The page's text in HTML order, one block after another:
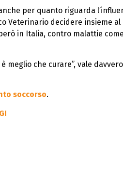
per quanto riguarda
Veterinario decidere insieme
in Italia, contro malattie
meglio che curare”, vale
soccorso.